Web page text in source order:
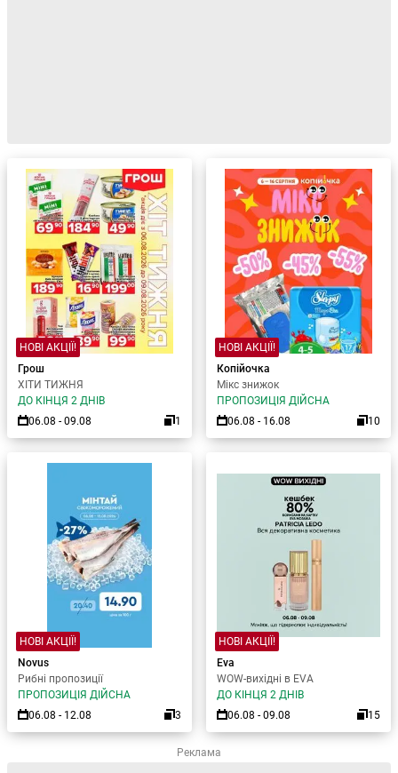
НОВІ АКЦІЇ!
Грош
ХІТИ ТИЖНЯ
ДО КІНЦЯ 2 ДНІВ
06.08 - 09.08
1
НОВІ АКЦІЇ!
Копійочка
Мікс знижок
ПРОПОЗИЦІЯ ДІЙСНА
06.08 - 16.08
10
НОВІ АКЦІЇ!
Novus
Рибні пропозиції
ПРОПОЗИЦІЯ ДІЙСНА
06.08 - 12.08
3
НОВІ АКЦІЇ!
Eva
WOW-вихідні в EVA
ДО КІНЦЯ 2 ДНІВ
06.08 - 09.08
15
Реклама